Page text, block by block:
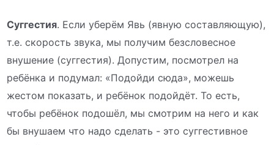
Суггестия. Если уберём Явь (явную составляющую),
т.е. скорость звука, мы получим безсловесное
внушение (суггестия). Допустим, посмотрел на
ребёнка и подумал: «Подойди сюда», можешь
жестом показать, и ребёнок подойдёт. То есть,
чтобы ребёнок подошёл, мы смотрим на него и как
бы внушаем что надо сделать - это суггестивное